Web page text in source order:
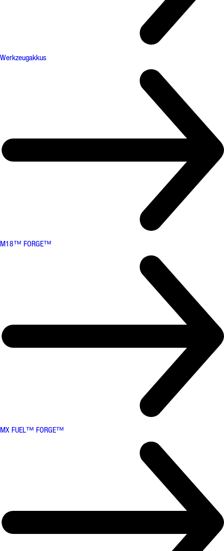
Werkzeugakkus
M18™ FORGE™
MX FUEL™ FORGE™